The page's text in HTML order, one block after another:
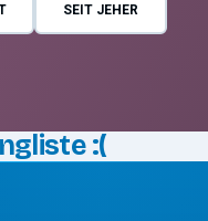
SEIT JEHER
:(